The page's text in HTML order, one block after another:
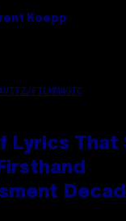
Koepp
FILMMAGIC
Lyrics That